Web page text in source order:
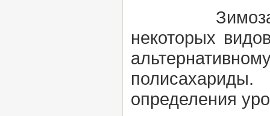
некоторых
определения